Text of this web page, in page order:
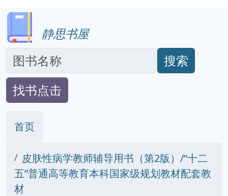
静思书屋
搜索
找书点击
首页
皮肤性病学教师辅导用书（第2版）/“十二
五”普通高等教育本科国家级规划教材配套教
材